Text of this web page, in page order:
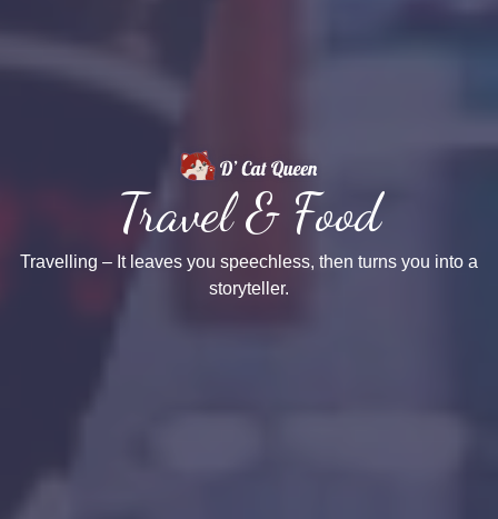
Travel & Food
Travelling – It leaves you speechless, then turns you into a
storyteller.